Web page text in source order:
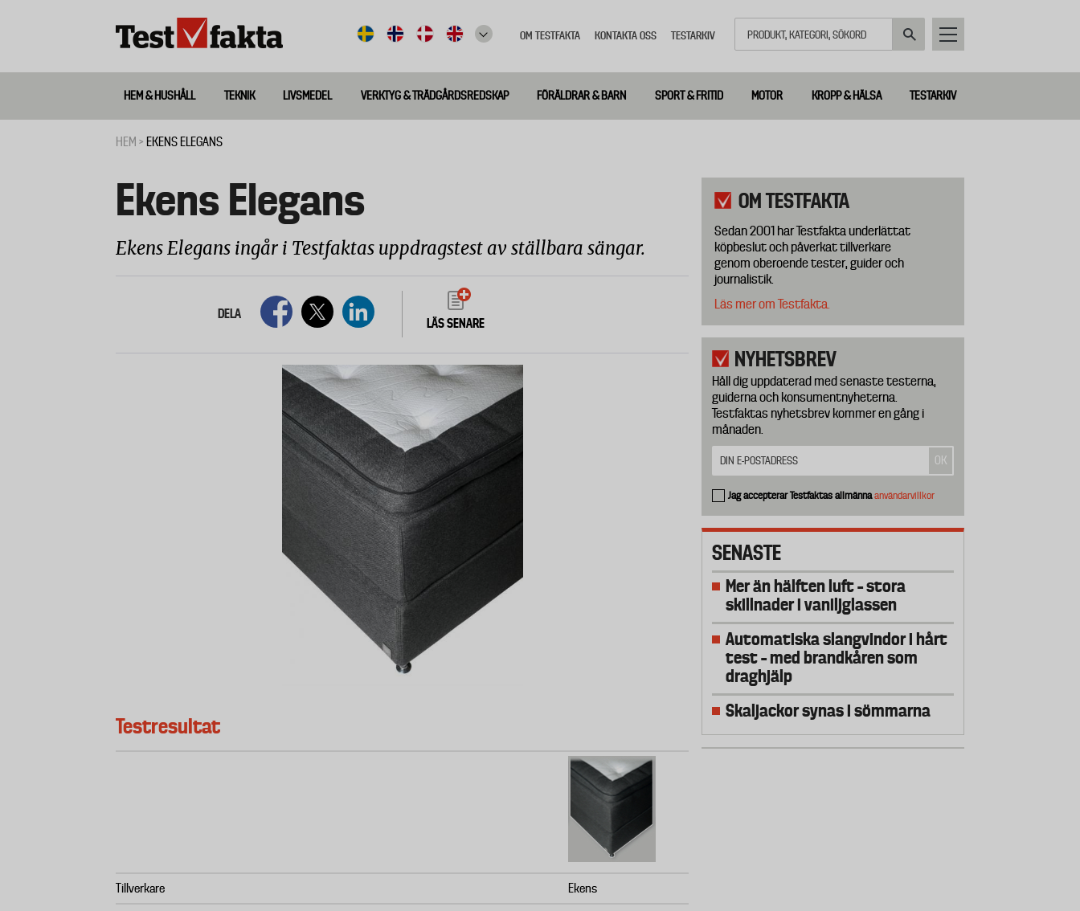
meny
OM TESTFAKTA KONTAKTA OSS TESTARKIV
Huvudmeny
ny
HEM & HUSHÅLL TEKNIK LIVSMEDEL VERKTYG & TRÄDGÅRDSREDSKAP FÖRÄLDRAR & BARN SPORT & FRITID MOTOR KROPP & HÄLSA TESTARKIV
HEM EKENS ELEGANS
Ekens Elegans
Ekens Elegans ingår i Testfaktas uppdragstest av ställbara sängar.
DELA
LÄS SENARE
Testresultat
Tillverkare Ekens
OM TESTFAKTA
Sedan 2001 har Testfakta underlättat
köpbeslut och påverkat tillverkare
genom oberoende tester, guider och
journalistik.
Läs mer om Testfakta.
NYHETSBREV
Håll dig uppdaterad med senaste testerna,
guiderna och konsumentnyheterna.
Testfaktas nyhetsbrev kommer en gång i
månaden.
Jag accepterar Testfaktas allmännaanvändarvillkor
SENASTE
Mer än hälften luft – stora
skillnader i vaniljglassen
Automatiska slangvindor i hårt
test – med brandkåren som
draghjälp
Skaljackor synas i sömmarna